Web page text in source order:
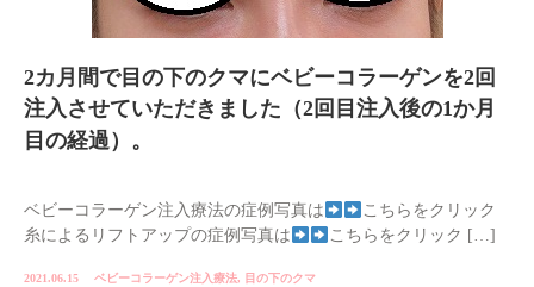
2カ月間で目の下のクマにベビーコラーゲンを2回
注入させていただきました（2回目注入後の1か月
目の経過）。
ベビーコラーゲン注入療法の症例写真は
こちらをクリック
糸によるリフトアップの症例写真は
こちらをクリック […]
2021.06.15 ベビーコラーゲン注入療法, 目の下のクマ